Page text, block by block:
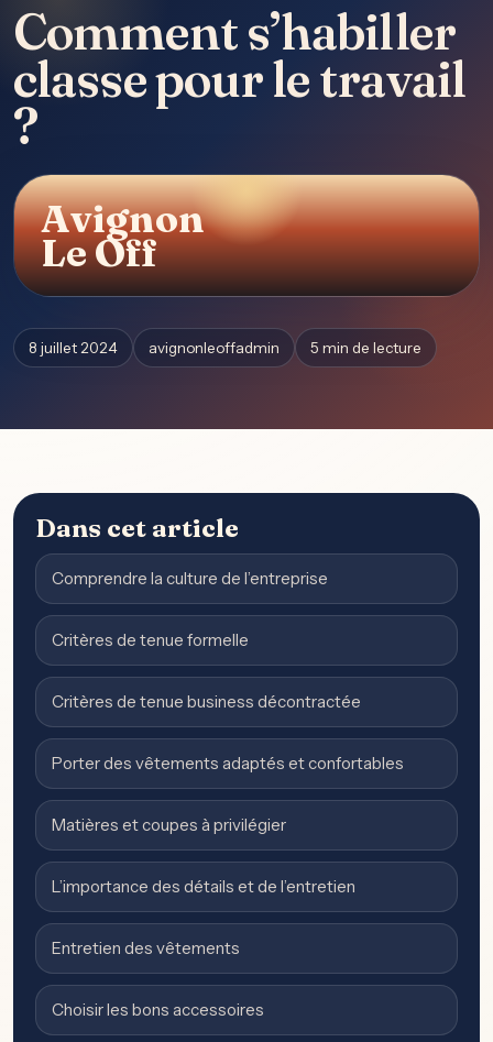
Comment s’habiller
classe pour le travail
?
Avignon
Le Off
8 juillet 2024 avignonleoffadmin 5 min de lecture
Dans cet article
Comprendre la culture de l’entreprise
Critères de tenue formelle
Critères de tenue business décontractée
Porter des vêtements adaptés et confortables
Matières et coupes à privilégier
L’importance des détails et de l’entretien
Entretien des vêtements
Choisir les bons accessoires